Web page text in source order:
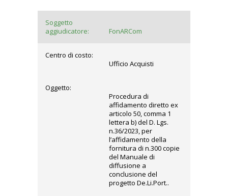
Soggetto
aggiudicatore:
FonARCom
Centro di costo:
Ufficio Acquisti
Oggetto:
Procedura di
affidamento diretto ex
articolo 50, comma 1
lettera b) del D. Lgs.
n.36/2023, per
l’affidamento della
fornitura di n.300 copie
del Manuale di
diffusione a
conclusione del
progetto De.Li.Port..